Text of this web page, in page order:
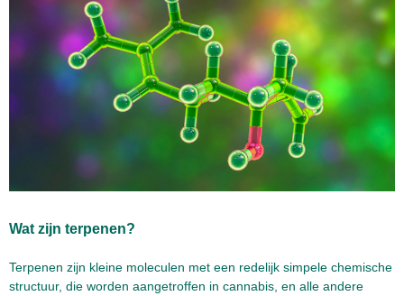
Wat zijn terpenen?
Terpenen zijn kleine moleculen met een redelijk simpele chemische
structuur, die worden aangetroffen in cannabis, en alle andere